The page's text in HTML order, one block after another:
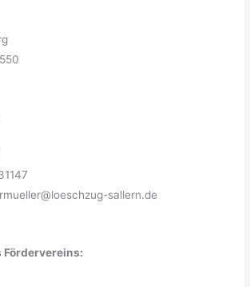
sallern.de
Fördervereins: